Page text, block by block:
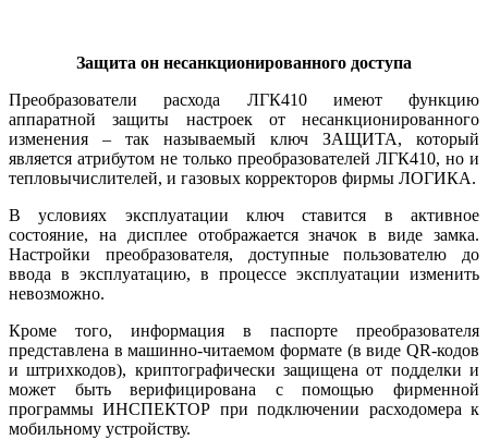
Защита он несанкционированного доступа
Преобразователи расхода ЛГК410 имеют функцию
аппаратной защиты настроек от несанкционированного
изменения – так называемый ключ ­ЗАЩИТА, который
является атрибутом не только преобразователей ЛГК410, но и
тепловычислителей, и газовых корректоров фирмы ЛОГИКА.
В условиях эксплуатации ключ ставится в активное
состояние, на дисплее отображается значок в ви­де замка.
Настройки преобразователя, доступные пользователю до
ввода в эксплуатацию, в процессе эксплуатации изменить
невозможно.
Кроме того, информация в паспорте преобразователя
представлена в машинно-читаемом формате (в ви­де QR-кодов
и штрихкодов), криптографически защищена от подделки и
может быть верифицирована с помощью фирменной
программы ИНСПЕКТОР при подключении расходомера к
мобильному устройству.